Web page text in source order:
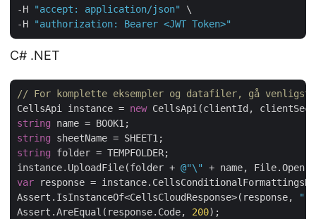
-H
"accept: application/json"
\
-H
"authorization: Bearer <JWT Token>"
C# .NET
// For komplette eksempler og datafiler, gå
CellsApi instance = new
string
string
string folder = TEMPFOLDER;
instance.UploadFile(folder + @"\"
+ name, File.Open(
var response =
Assert.IsInstanceOf<CellsCloudResponse>(response,
Assert.AreEqual(response.Code, 200